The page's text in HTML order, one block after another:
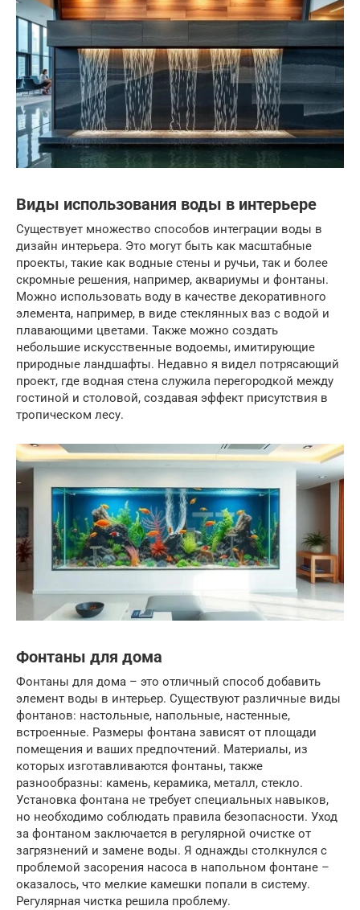
Виды использования воды в интерьере
Существует множество способов интеграции воды в
дизайн интерьера. Это могут быть как масштабные
проекты, такие как водные стены и ручьи, так и более
скромные решения, например, аквариумы и фонтаны.
Можно использовать воду в качестве декоративного
элемента, например, в виде стеклянных ваз с водой и
плавающими цветами. Также можно создать
небольшие искусственные водоемы, имитирующие
природные ландшафты. Недавно я видел потрясающий
проект, где водная стена служила перегородкой между
гостиной и столовой, создавая эффект присутствия в
тропическом лесу.
Фонтаны для дома
Фонтаны для дома – это отличный способ добавить
элемент воды в интерьер. Существуют различные виды
фонтанов: настольные, напольные, настенные,
встроенные. Размеры фонтана зависят от площади
помещения и ваших предпочтений. Материалы, из
которых изготавливаются фонтаны, также
разнообразны: камень, керамика, металл, стекло.
Установка фонтана не требует специальных навыков,
но необходимо соблюдать правила безопасности. Уход
за фонтаном заключается в регулярной очистке от
загрязнений и замене воды. Я однажды столкнулся с
проблемой засорения насоса в напольном фонтане –
оказалось, что мелкие камешки попали в систему.
Регулярная чистка решила проблему.